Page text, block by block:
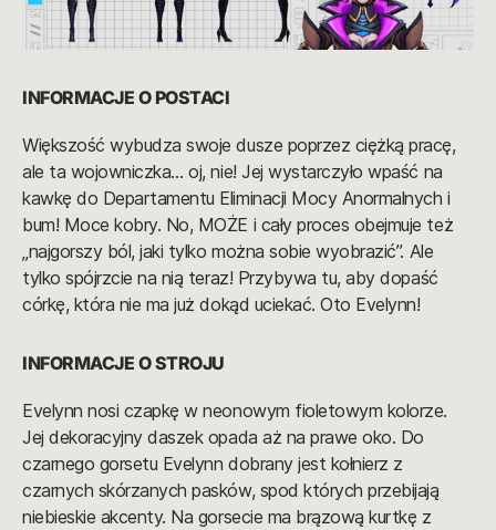
INFORMACJE O POSTACI
Większość wybudza swoje dusze poprzez ciężką pracę,
ale ta wojowniczka… oj, nie! Jej wystarczyło wpaść na
kawkę do Departamentu Eliminacji Mocy Anormalnych i
bum! Moce kobry. No, MOŻE i cały proces obejmuje też
„najgorszy ból, jaki tylko można sobie wyobrazić”. Ale
tylko spójrzcie na nią teraz! Przybywa tu, aby dopaść
córkę, która nie ma już dokąd uciekać. Oto Evelynn!
INFORMACJE O STROJU
Evelynn nosi czapkę w neonowym fioletowym kolorze.
Jej dekoracyjny daszek opada aż na prawe oko. Do
czarnego gorsetu Evelynn dobrany jest kołnierz z
czarnych skórzanych pasków, spod których przebijają
niebieskie akcenty. Na gorsecie ma brązową kurtkę z